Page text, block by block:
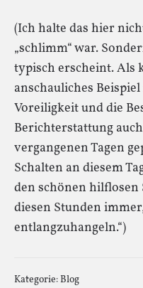
(Ich halte das hier
„schlimm“ war.
typisch erscheint. Als
anschauliches
Voreiligkeit und die
Berichterstattung
vergangenen Tagen
Schalten an diesem
den schönen hilflosen
diesen Stunden
entlangzuhangeln.“)
Kategorie:Blog